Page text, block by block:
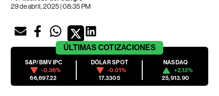
29 de abril, 2025 | 08:35 PM
ÚLTIMAS COTIZACIONES
S&P/BMV IPC
-0.36%
66,697.22
DÓLAR SPOT
-0.01%
17.3305
NASDAQ
+2.13%
25,913.90